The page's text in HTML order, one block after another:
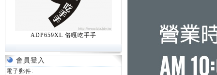
ADP659XL 俗嘎吃手手
會員登入
電子郵件: